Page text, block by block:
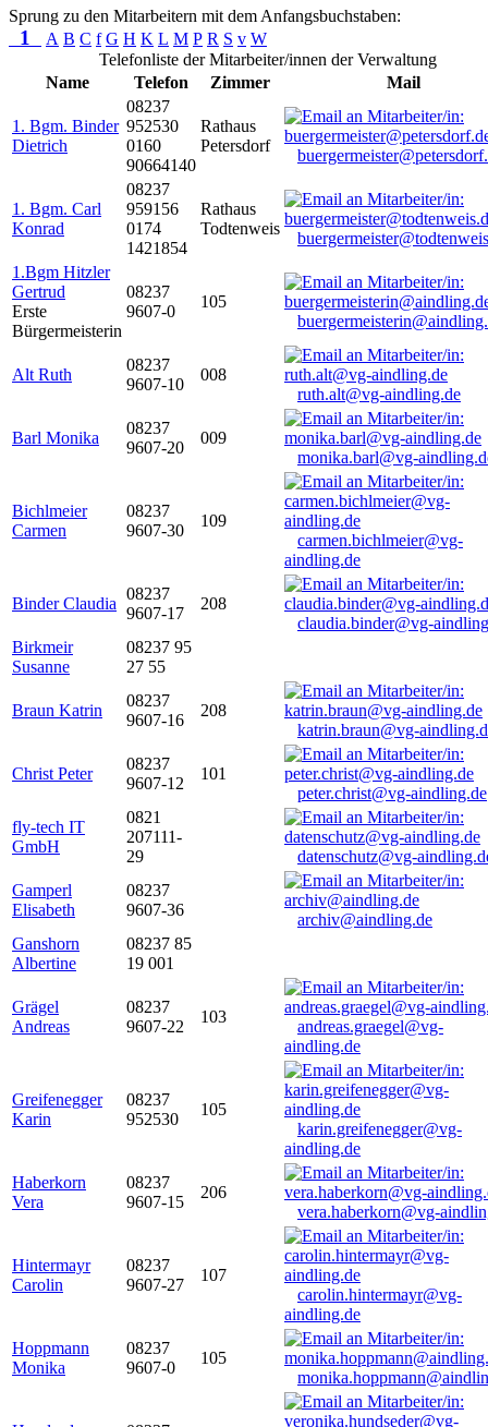
Sprung zu den Mitarbeitern mit dem Anfangsbuchstaben:
1 A B C f G H K L M P R S v W
Telefonliste der Mitarbeiter/innen der Verwaltung
Name
Telefon Zimmer Mail
1. Bgm. Binder
Dietrich
08237
952530
0160
90664140
Rathaus
Petersdorf
1. Bgm. Carl
Konrad
08237
959156
0174
1421854
Rathaus
Todtenweis
1.Bgm Hitzler
Gertrud
Erste
Bürgermeisterin
08237
9607-0
105
Alt Ruth
08237
9607-10
008
ruth.alt@vg-aindling.de
Barl Monika
08237
9607-20
009
monika.barl@vg-
Bichlmeier
Carmen
08237
9607-30
109
carmen.bichlmeier@vg-
aindling.de
Binder Claudia
08237
9607-17
208
claudia.binder@vg-
Birkmeir
Susanne
08237 95
27 55
Braun Katrin
08237
9607-16
208
katrin.braun@vg-
Christ Peter
08237
9607-12
101
peter.christ@vg-aindling.de
fly-tech IT
GmbH
0821
207111-
29
datenschutz@vg-
Gamperl
Elisabeth
08237
9607-36
archiv@aindling.de
Ganshorn
Albertine
08237 85
19 001
Grägel
Andreas
08237
9607-22
103
andreas.graegel@vg-
aindling.de
Greifenegger
Karin
08237
952530
105
karin.greifenegger@vg-
aindling.de
Haberkorn
Vera
08237
9607-15
206
vera.haberkorn@vg-
Hintermayr
Carolin
08237
9607-27
107
carolin.hintermayr@vg-
aindling.de
Hoppmann
Monika
08237
9607-0
105